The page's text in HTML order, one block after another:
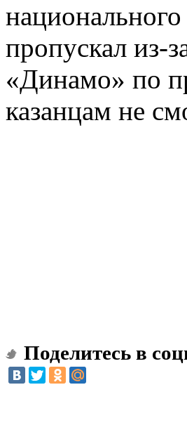
пропускал из-
«Динамо» по
казанцам не
Поделитесь в